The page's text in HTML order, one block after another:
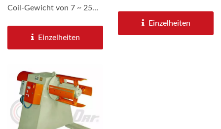
Coil-Gewicht von 7 ~ 25
Breitenbereich...
Einzelheiten
Einzelheiten